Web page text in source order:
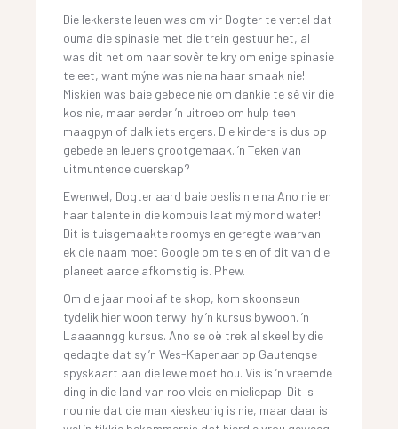
Die lekkerste leuen was om vir Dogter te vertel dat
ouma die spinasie met die trein gestuur het, al
was dit net om haar sovêr te kry om enige spinasie
te eet, want mýne was nie na haar smaak nie!
Miskien was baie gebede nie om dankie te sê vir die
kos nie, maar eerder ’n uitroep om hulp teen
maagpyn of dalk iets ergers. Die kinders is dus op
gebede en leuens grootgemaak. ’n Teken van
uitmuntende ouerskap?
Ewenwel, Dogter aard baie beslis nie na Ano nie en
haar talente in die kombuis laat mý mond water!
Dit is tuisgemaakte roomys en geregte waarvan
ek die naam moet Google om te sien of dit van die
planeet aarde afkomstig is. Phew.
Om die jaar mooi af te skop, kom skoonseun
tydelik hier woon terwyl hy ’n kursus bywoon. ’n
Laaaanngg kursus. Ano se oë trek al skeel by die
gedagte dat sy ’n Wes-Kapenaar op Gautengse
spyskaart aan die lewe moet hou. Vis is ’n vreemde
ding in die land van rooivleis en mieliepap. Dit is
nou nie dat die man kieskeurig is nie, maar daar is